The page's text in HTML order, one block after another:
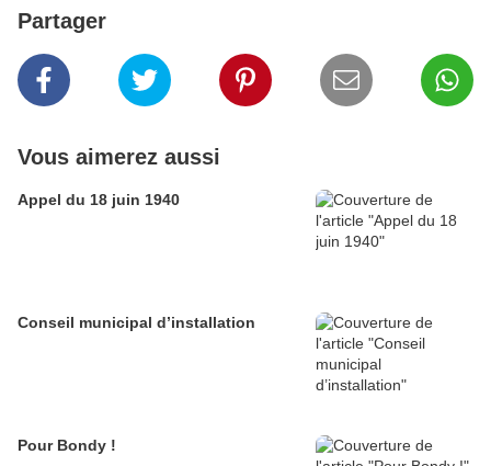
Partager
Vous aimerez aussi
Appel du 18 juin 1940
Conseil municipal d’installation
Pour Bondy !